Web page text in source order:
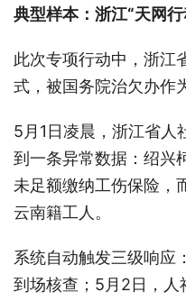
典型样本：浙江“天网
此次专项行动中，浙江
式，被国务院治欠办作
5月1日凌晨，浙江省人
到一条异常数据：绍兴
未足额缴纳工伤保险，
云南籍工人。
系统自动触发三级响应
到场核查；5月2日，人